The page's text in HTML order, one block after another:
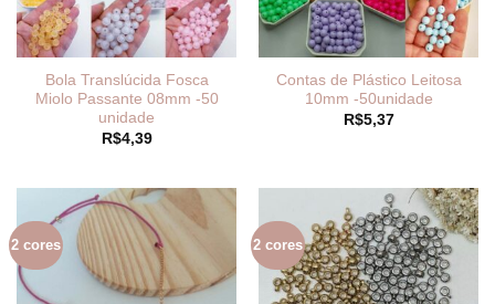
Bola Translúcida Fosca
Miolo Passante 08mm -50
unidade
R$4,39
Contas de Plástico Leitosa
10mm -50unidade
R$5,37
2 cores 2 cores